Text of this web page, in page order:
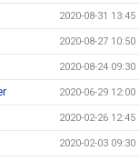
2020-08-31 13:45
2020-08-27 10:50
2020-08-24 09:30
2020-06-29 12:00
2020-02-26 12:45
2020-02-03 09:30